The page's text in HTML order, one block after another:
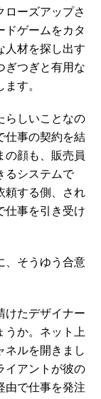
ローズアップさ
ドゲームをカタ
人材を探し出す
ぎつぎと有用な
す。
らしいことなの
仕事の契約を結
の顔も、販売員
るシステムで
頼する側、され
仕事を引き受け
、そうゆう合意
たデザイナー
うか。ネット上
ネルを開きまし
イアントが彼の
由で仕事を発注